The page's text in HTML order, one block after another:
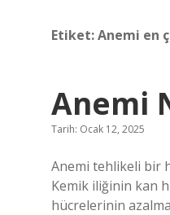
Etiket:Anemi en
Anemi
Tarih: Ocak 12, 2025
Anemi tehlikeli bir
Kemik iliğinin kan
hücrelerinin